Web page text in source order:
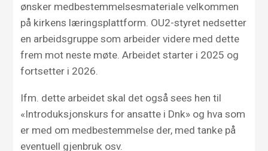
ønsker medbestemmelsesmateriale velkommen
på kirkens læringsplattform. OU2-styret nedsetter
en arbeidsgruppe som arbeider videre med dette
frem mot neste møte. Arbeidet starter i 2025 og
fortsetter i 2026.
Ifm. dette arbeidet skal det også sees hen til
«Introduksjonskurs for ansatte i Dnk» og hva som
er med om medbestemmelse der, med tanke på
eventuell gjenbruk osv.